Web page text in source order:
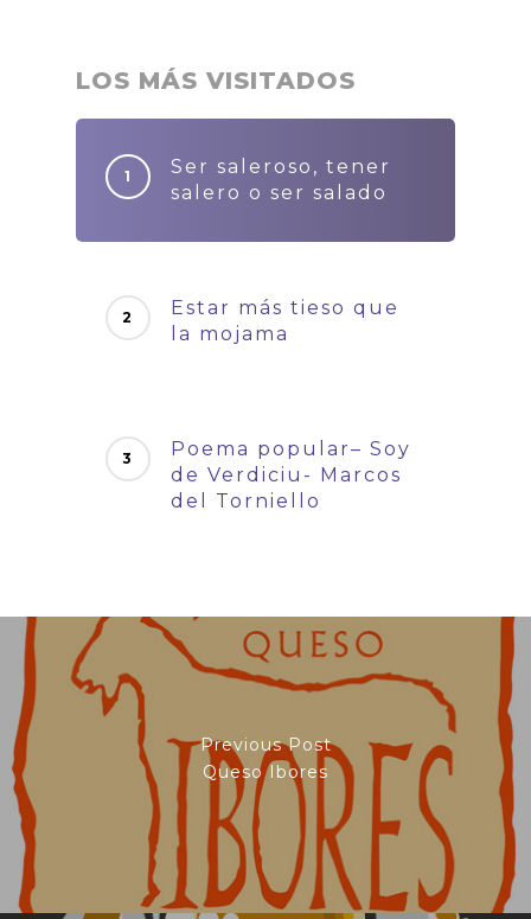
LOS MÁS VISITADOS
Ser saleroso, tener
salero o ser salado
Estar más tieso que
la mojama
Poema popular– Soy
de Verdiciu- Marcos
del Torniello
Previous Post
Queso Ibores